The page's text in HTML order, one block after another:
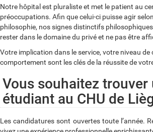
Notre hôpital est pluraliste et met le patient au
préoccupations. Afin que celui-ci puisse agir
philosophie, nos signes distinctifs
rester dans le domaine du privé et ne pas être
Votre implication dans le service, votre niveau
comportement sont les clés de la réussite de
Vous souhaitez trouver
étudiant au CHU de
Les candidatures sont ouvertes toute l’année.